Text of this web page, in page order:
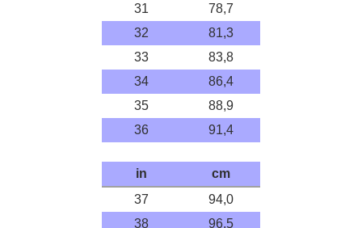
31
78,7
32
81,3
33
83,8
34
86,4
35
88,9
36
91,4
in
cm
37
94,0
38
96,5